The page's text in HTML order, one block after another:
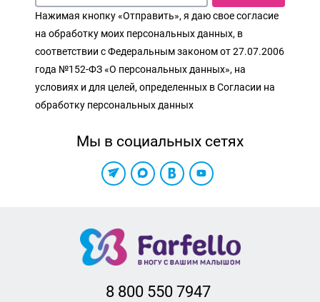
Нажимая кнопку «Отправить», я даю свое согласие
на обработку моих персональных данных, в
соответствии с Федеральным законом от 27.07.2006
года №152-ФЗ «О персональных данных», на
условиях и для целей, определенных в Согласии на
обработку персональных данных
Мы в социальных сетях
8 800 550 7947